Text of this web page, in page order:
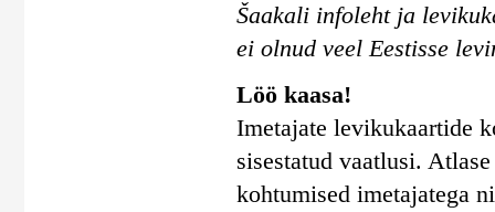
Šaakali infoleht ja
ei olnud veel Eestisse
Löö kaasa!
Imetajate levikukaartide
sisestatud vaatlusi.
kohtumised imetajatega